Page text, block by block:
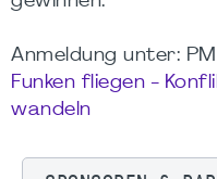
Anmeldung unter:
Funken fliegen -
wandeln